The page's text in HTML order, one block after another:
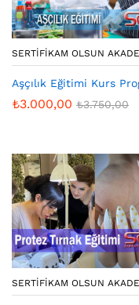
SERTIFIKAM OLSUN
Aşçılık Eğitimi Kurs
₺3.000,00 ₺3.750,00
SERTIFIKAM OLSUN